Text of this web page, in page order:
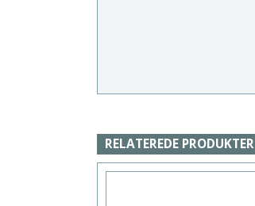
RELATEREDE PRODUKTER